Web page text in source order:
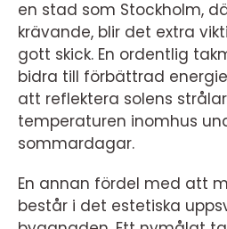
en stad som Stockholm,
krävande, blir det extra
gott skick. En ordentlig
bidra till förbättrad
att reflektera solens
temperaturen inomhus
sommardagar.
En annan fördel med att
består i det estetiska